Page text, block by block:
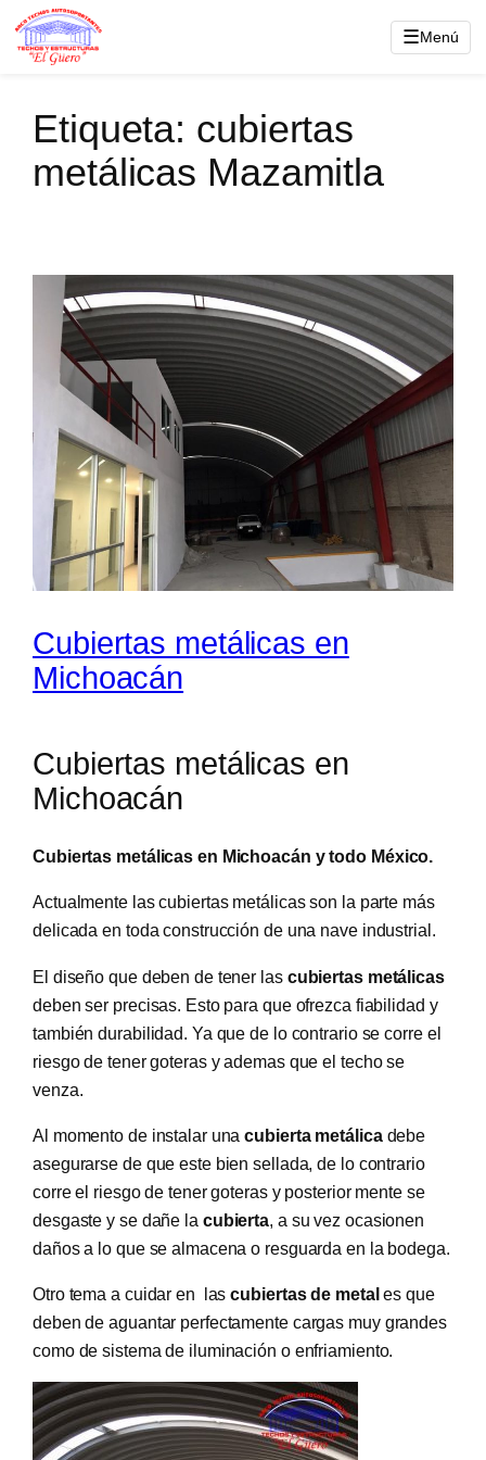
Saltar
☰Menú
Etiqueta: cubiertas
metálicas Mazamitla
Cubiertas metálicas en
Michoacán
Cubiertas metálicas en
Michoacán
Cubiertas metálicas en Michoacán y todo México.
Actualmente las cubiertas metálicas son la parte más
delicada en toda construcción de una nave industrial.
El diseño que deben de tener las cubiertas metálicas
deben ser precisas. Esto para que ofrezca fiabilidad y
también durabilidad. Ya que de lo contrario se corre el
riesgo de tener goteras y ademas que el techo se
venza.
Al momento de instalar unacubierta metálicadebe
asegurarse de que este bien sellada, de lo contrario
corre el riesgo de tener goteras y posterior mente se
desgaste y se dañe la cubierta, a su vez ocasionen
daños a lo que se almacena o resguarda en la bodega.
Otro tema a cuidar en lascubiertas de metales que
deben de aguantar perfectamente cargas muy grandes
como de sistema de iluminación o enfriamiento.